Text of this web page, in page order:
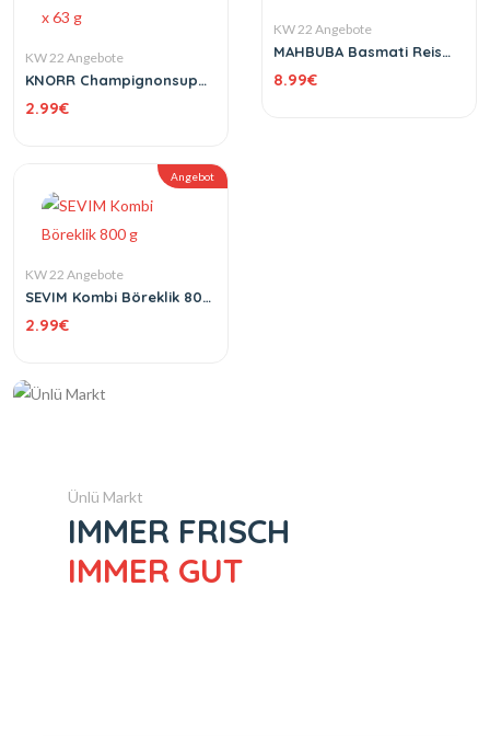
KW 22 Angebote
KNORR Champignonsuppe
2.99€
KW 22 Angebote
MAHBUBA Basmati Reis
8.99€
Angebot
KW 22 Angebote
SEVIM Kombi Böreklik 800
2.99€
Ünlü Markt
IMMER FRISCH
IMMER GUT